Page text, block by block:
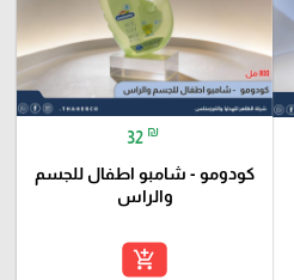
32 ₪
كودومو - شامبو اطفال للجسم
والراس
add_shopping_cart